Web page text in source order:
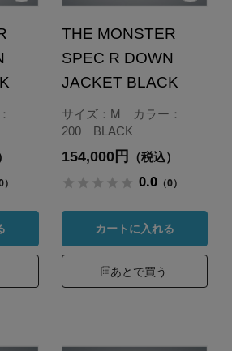
THE MONSTER
SPEC R DOWN
JACKET BLACK
サイズ：M カラー：
200 BLACK
154,000円 （税込）
0.0（0）
カートに入れる
あとで買う